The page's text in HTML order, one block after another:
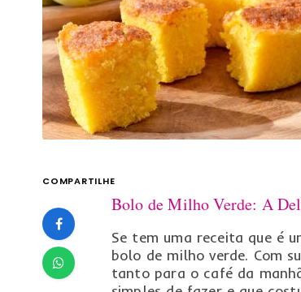
COMPARTILHE
Bolo de Milho Verde: A
Se tem uma receita que é
bolo de milho verde. Com
tanto para o café da